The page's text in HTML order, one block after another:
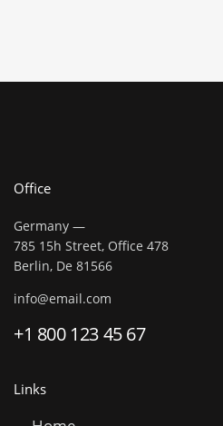
Office
Germany —
785 15h Street, Office 478
Berlin, De 81566
info@email.com
+1 800 123 45 67
Links